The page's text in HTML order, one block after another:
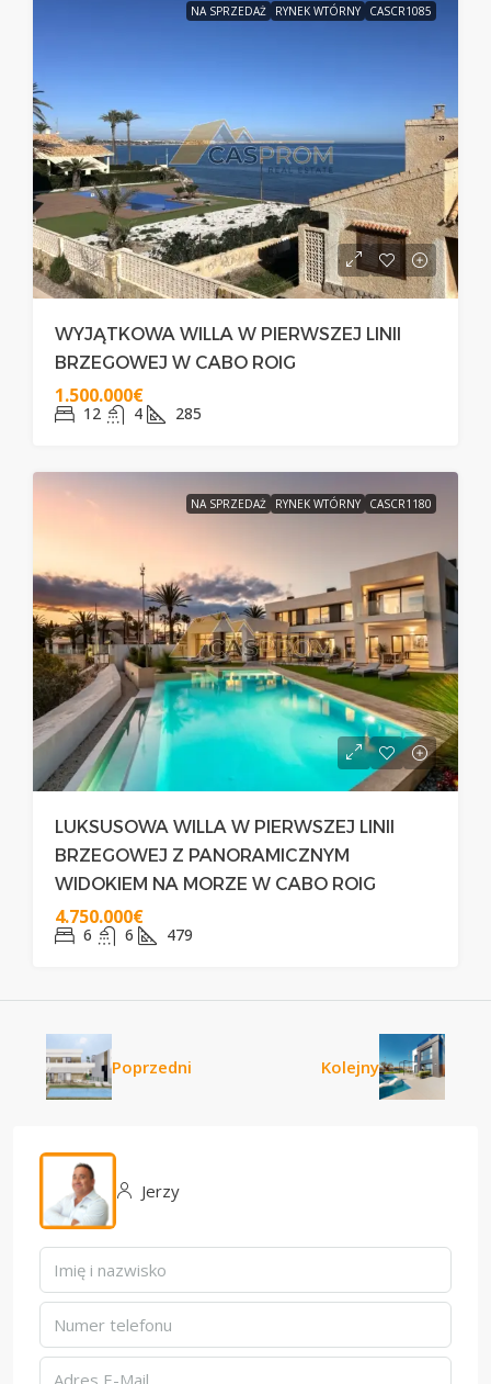
NA SPRZEDAŻ RYNEK WTÓRNY CASCR1085
WYJĄTKOWA WILLA W PIERWSZEJ LINII
BRZEGOWEJ W CABO ROIG
1.500.000€
12 4 285
NA SPRZEDAŻ RYNEK WTÓRNY CASCR1180
LUKSUSOWA WILLA W PIERWSZEJ LINII
BRZEGOWEJ Z PANORAMICZNYM
WIDOKIEM NA MORZE W CABO ROIG
4.750.000€
6 6 479
Poprzedni Kolejny
Jerzy